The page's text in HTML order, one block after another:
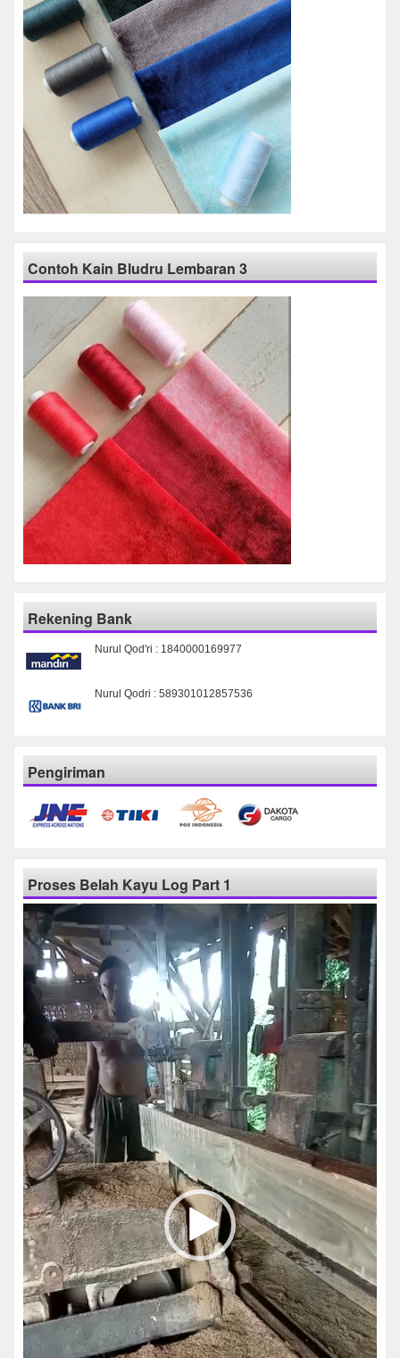
Contoh Kain Bludru Lembaran 3
Rekening Bank
Nurul Qod'ri : 1840000169977
Nurul Qodri : 589301012857536
Pengiriman
Proses Belah Kayu Log Part 1
Pemutar
Video